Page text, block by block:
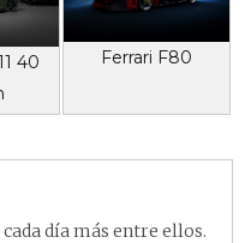
40
Ferrari F80
día más entre ellos.